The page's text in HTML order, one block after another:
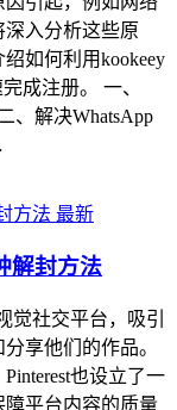
入分析这些原
如何利用kookeey
成注册。 一、
、解决WhatsApp
最新
解封方法
觉社交平台，吸引
享他们的作品。
也设立了一
平台内容的质量